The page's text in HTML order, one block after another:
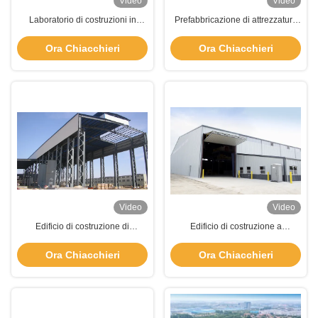
Laboratorio di costruzioni in
struttura flessibile
Ora Chiacchieri
Prefabbricazione di attrezzature
al vento con persiana elettrica
Ora Chiacchieri
Video
Edificio di costruzione di
acciaio
Ora Chiacchieri
Video
Edificio di costruzione a
rialzo personalizzabile con tipo di
parete a pannello sandwich
Ora Chiacchieri